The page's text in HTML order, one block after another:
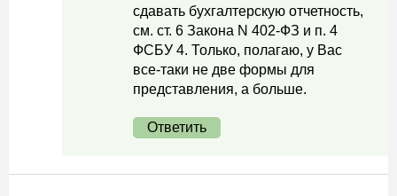
сдавать бухгалтерскую отчетность,
см. ст. 6 Закона N 402-ФЗ и п. 4
ФСБУ 4. Только, полагаю, у Вас
все-таки не две формы для
представления, а больше.
Ответить